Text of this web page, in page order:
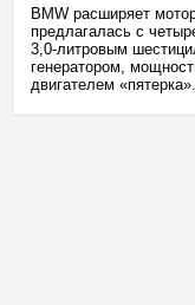
BMW расширяет
предлагалась с
3,0-литровым
генератором,
двигателем